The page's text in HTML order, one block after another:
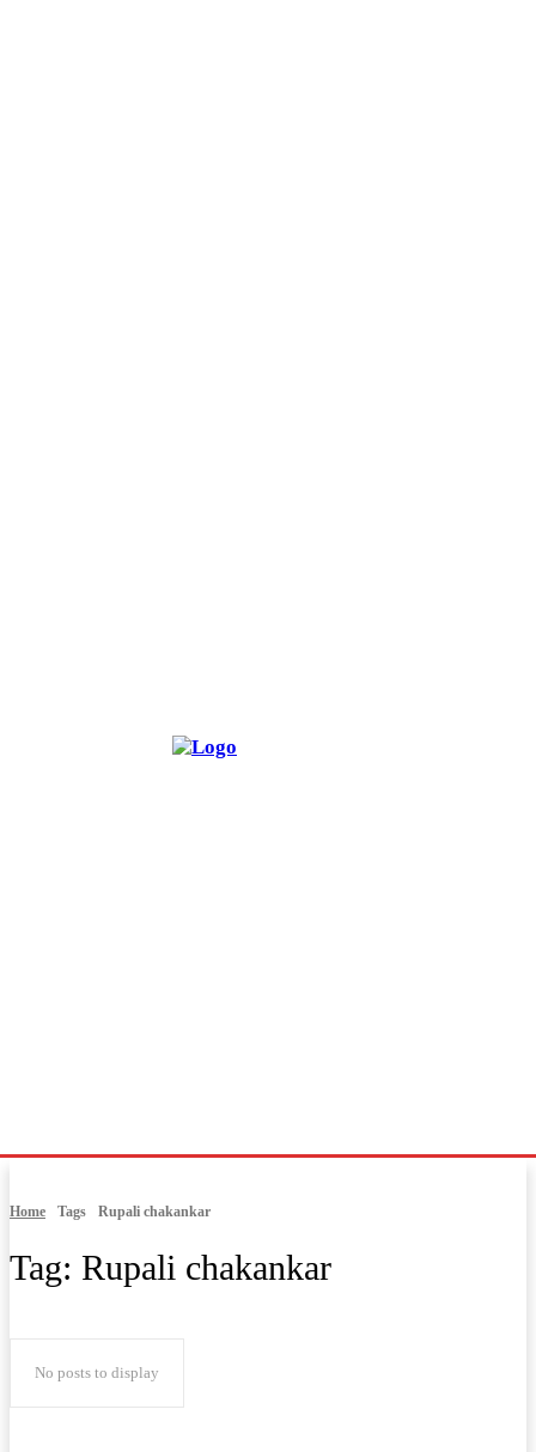
Home Tags Rupali chakankar
Tag: Rupali chakankar
No posts to display